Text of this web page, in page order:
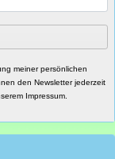
meiner persönlichen
den Newsletter jederzeit
Impressum.